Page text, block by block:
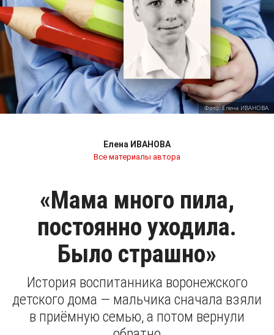
Фото: Елена ИВАНОВА
Елена ИВАНОВА
Все материалы автора
«Мама много пила,
постоянно уходила.
Было страшно»
История воспитанника воронежского
детского дома — мальчика сначала взяли
в приёмную семью, а потом вернули